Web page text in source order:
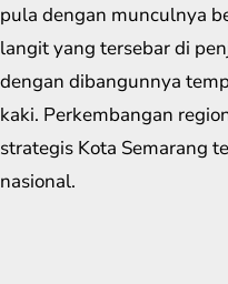
pula dengan munculnya
langit yang tersebar di
dengan dibangunnya
kaki. Perkembangan
strategis Kota Semarang
nasional.